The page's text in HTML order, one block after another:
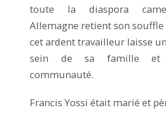
toute la diaspora
Allemagne retient son souffle
cet ardent travailleur laisse
sein de sa famille et
communauté.
Francis Yossi était marié et